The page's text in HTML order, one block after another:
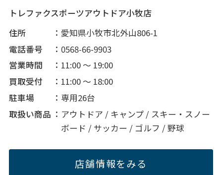
トレファクスポーツアウトドア小牧店
住所
愛知県小牧市北外山806-1
電話番号
0568-66-9903
営業時間
11:00 ～ 19:00
買取受付
11:00 ～ 18:00
駐車場
専用26台
取扱い商品
アウトドア / キャンプ / スキー・スノー
ボード / サッカー / ゴルフ / 野球
店舗情報をみる